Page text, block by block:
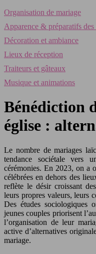
Organisation de mariage
Apparence & préparatifs des
Décoration et ambiance
Lieux de réception
Traiteurs et gâteaux
Musique et animations
Bénédiction
église :
Le nombre de mariages
tendance sociétale vers
cérémonies. En 2023, on a
célébrées en dehors des
reflète le désir croissant
leurs propres valeurs, leurs
Des études sociologiques
jeunes couples priorisent
l’organisation de leur
active d’alternatives
mariage.